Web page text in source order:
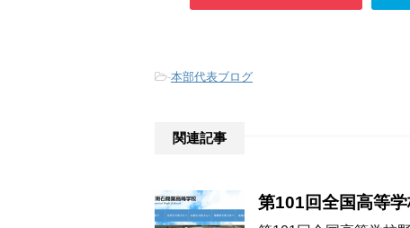
-本部代表ブログ
関連記事
第101回全国高等学